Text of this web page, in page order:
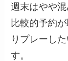
週末はやや
比較的予約
りプレーし
す。